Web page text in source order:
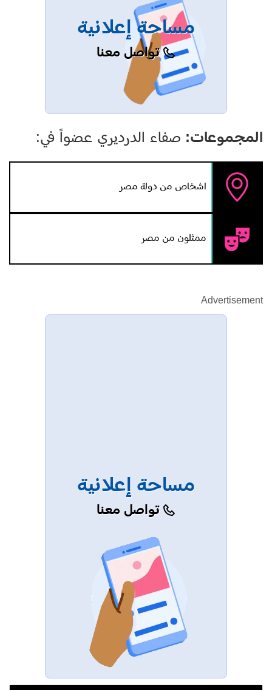
مساحة إعلانية
تواصل معنا
المجموعات: صفاء الدرديري عضواً في:
اشخاص من دولة مصر
ممثلون من مصر
Advertisement
مساحة إعلانية
تواصل معنا